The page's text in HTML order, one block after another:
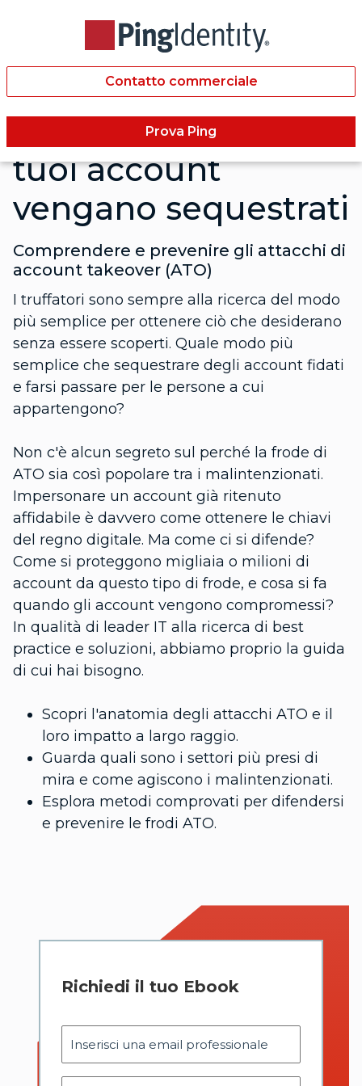
Contatto commerciale
Prova Ping
Non lasciare che i
tuoi account
vengano sequestrati
Comprendere e prevenire gli attacchi di
account takeover (ATO)
I truffatori sono sempre alla ricerca del modo
più semplice per ottenere ciò che desiderano
senza essere scoperti. Quale modo più
semplice che sequestrare degli account fidati
e farsi passare per le persone a cui
appartengono?
Non c'è alcun segreto sul perché la frode di
ATO sia così popolare tra i malintenzionati.
Impersonare un account già ritenuto
affidabile è davvero come ottenere le chiavi
del regno digitale. Ma come ci si difende?
Come si proteggono migliaia o milioni di
account da questo tipo di frode, e cosa si fa
quando gli account vengono compromessi?
In qualità di leader IT alla ricerca di best
practice e soluzioni, abbiamo proprio la guida
di cui hai bisogno.
Scopri l'anatomia degli attacchi ATO e il
loro impatto a largo raggio.
Guarda quali sono i settori più presi di
mira e come agiscono i malintenzionati.
Esplora metodi comprovati per difendersi
e prevenire le frodi ATO.
Richiedi il tuo Ebook